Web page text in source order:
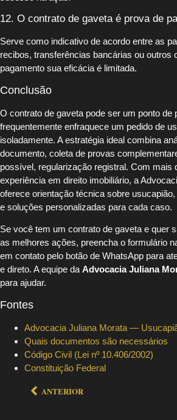
12. O contrato de gaveta é prova de
Serve como indicativo de acordo entre as
recibos, transferências bancárias ou outros
pagamento sua eficácia é limitada.
Conclusão
O contrato de gaveta pode ser um ponto de
frequentemente enfraquece um pedido de
isoladamente. A estratégia ideal combina
documento, coleta de provas
possível, regularização registral. Com mais
experiência em direito imobiliário, a
oferece orientação técnica sobre
e soluções personalizadas para cada caso.
Se você tem um contrato de gaveta e quer
as melhores ações, preencha o formulário
em contato pelo botão de WhatsApp para
e direto. A equipe da Advocacia Juliana
para ajudar.
Fontes
Advocacia Juliana Morata —
Quais documentos são necessários
Código Civil (Lei nº 10.406/2002)
Constituição Federal
ANTERIOR